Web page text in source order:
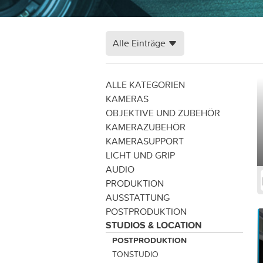
Alle Einträge
ALLE KATEGORIEN
KAMERAS
OBJEKTIVE UND ZUBEHÖR
KAMERAZUBEHÖR
KAMERASUPPORT
LICHT UND GRIP
AUDIO
PRODUKTION
AUSSTATTUNG
POSTPRODUKTION
STUDIOS & LOCATION
POSTPRODUKTION
TONSTUDIO